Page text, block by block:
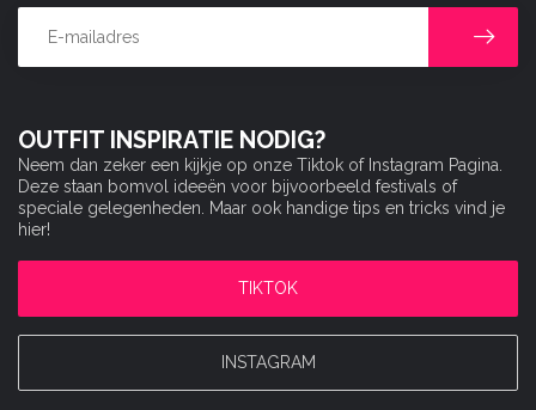
OUTFIT INSPIRATIE NODIG?
Neem dan zeker een kijkje op onze Tiktok of Instagram Pagina.
Deze staan bomvol ideeën voor bijvoorbeeld festivals of
speciale gelegenheden. Maar ook handige tips en tricks vind je
hier!
TIKTOK
INSTAGRAM